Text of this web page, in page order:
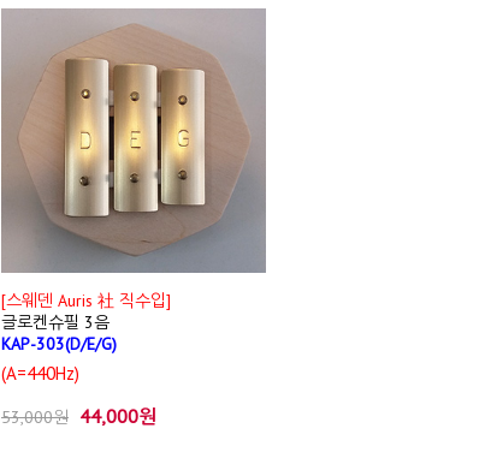
[스웨덴 Auris 社 직수입]
글로켄슈필 3음
KAP-303(D/E/G)
(A=440Hz)
53,000원 44,000원